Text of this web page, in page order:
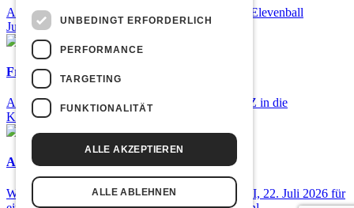
Am Samstag, 26. September 2026 findet das 25. Elevenball
Jubiläum statt
Frisch bestätigt: GZUZ
Am Donnerstag, 29. Oktober 2026 kommt GZUZ in die
Kulturfabrik Kofmehl!
Airbourne - Special Summer Show
Wow, das ist ein Ding! Airbourne kommen am MI, 22. Juli 2026 für
UNBEDINGT ERFORDERLICH
PERFORMANCE
TARGETING
FUNKTIONALITÄT
ALLE AKZEPTIEREN
ALLE ABLEHNEN